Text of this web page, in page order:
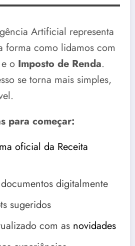
Artificial representa
forma como lidamos com
o Imposto de Renda.
se torna mais simples,
para começar:
oficial da Receita
digitalmente
sugeridos
com as novidades